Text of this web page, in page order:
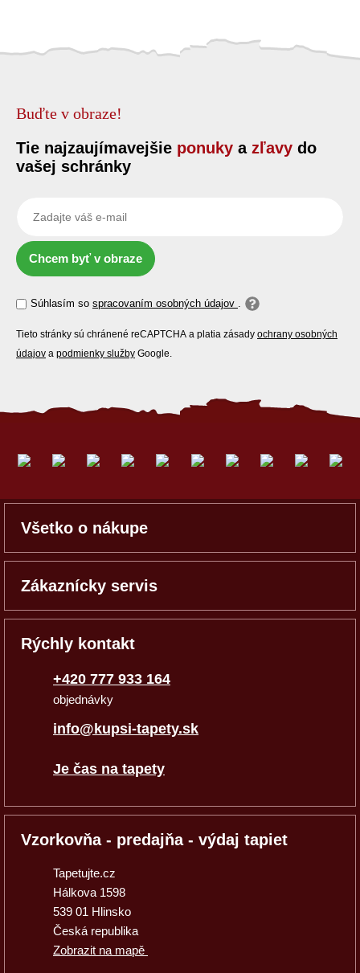
Buďte v obraze!
Tie najzaujímavejšie ponuky a zľavy do
vašej schránky
Chcem byť v obraze
Súhlasím so spracovaním osobných údajov .
Tieto stránky sú chránené reCAPTCHA a platia zásady ochrany osobných
údajov a podmienky služby Google.
Všetko o nákupe
Zákaznícky servis
Rýchly kontakt
+420 777 933 164
objednávky
info@kupsi-tapety.sk
Je čas na tapety
Vzorkovňa - predajňa - výdaj tapiet
Tapetujte.cz
Hálkova 1598
539 01 Hlinsko
Česká republika
Zobrazit na mapě